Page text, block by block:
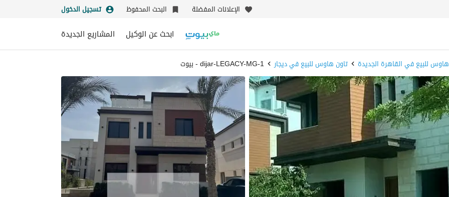
الإعلانات المفضلة البحث المحفوظ تسجيل الدخول
ابحث عن الوكيل المشاريع الجديدة
للبيع في القاهرة الجديدة تاون هاوس للبيع في ديجار dijar-LEGACY-MG-1 - بيوت